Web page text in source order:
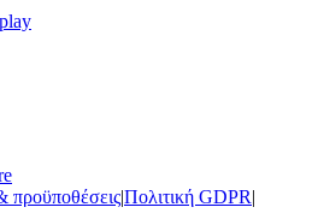
προϋποθέσεις|Πολιτική GDPR|